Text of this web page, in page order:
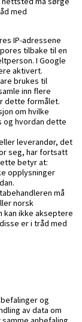
med
IP-adressene
tilbake til en
I Google
aktivert.
brukes til
inn flere
dette formålet.
om hvilke
og hvordan dette
leverandør, det
seg, har fortsatt
betyr at:
opplysninger
må
norsk
kan ikke akseptere
er i tråd med
og
av data om